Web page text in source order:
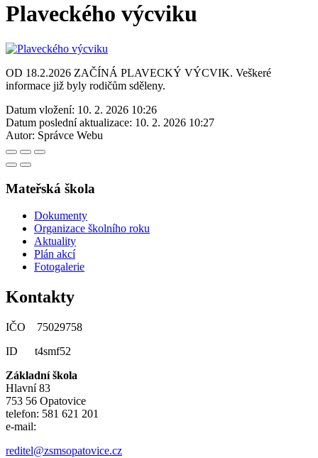
Plaveckého výcviku
OD 18.2.2026 ZAČÍNÁ PLAVECKÝ VÝCVIK. Veškeré
informace již byly rodičům sděleny.
Datum vložení: 10. 2. 2026 10:26
Datum poslední aktualizace: 10. 2. 2026 10:27
Autor: Správce Webu
Mateřská škola
Dokumenty
Organizace školního roku
Aktuality
Plán akcí
Fotogalerie
Kontakty
IČO 75029758
ID t4smf52
Základní škola
Hlavní 83
753 56 Opatovice
telefon: 581 621 201
e-mail:
reditel@zsmsopatovice.cz